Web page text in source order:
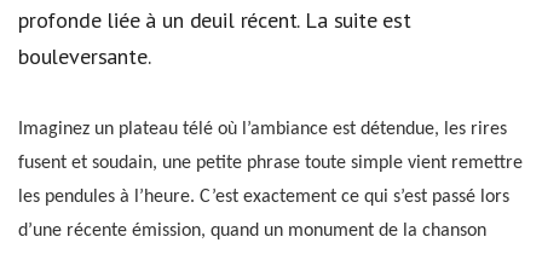
profonde liée à un deuil récent. La suite est
bouleversante.
Imaginez un plateau télé où l’ambiance est détendue, les rires
fusent et soudain, une petite phrase toute simple vient remettre
les pendules à l’heure. C’est exactement ce qui s’est passé lors
d’une récente émission, quand un monument de la chanson